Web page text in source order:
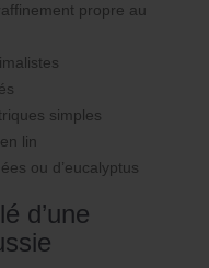
propre au
simples
lin
ou d’eucalyptus
d’une